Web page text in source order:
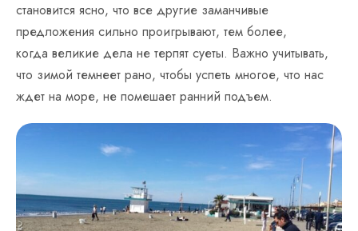
становится ясно, что все другие заманчивые
предложения сильно проигрывают, тем более,
когда великие дела не терпят суеты. Важно учитывать,
что зимой темнеет рано, чтобы успеть многое, что нас
ждет на море, не помешает ранний подъем.